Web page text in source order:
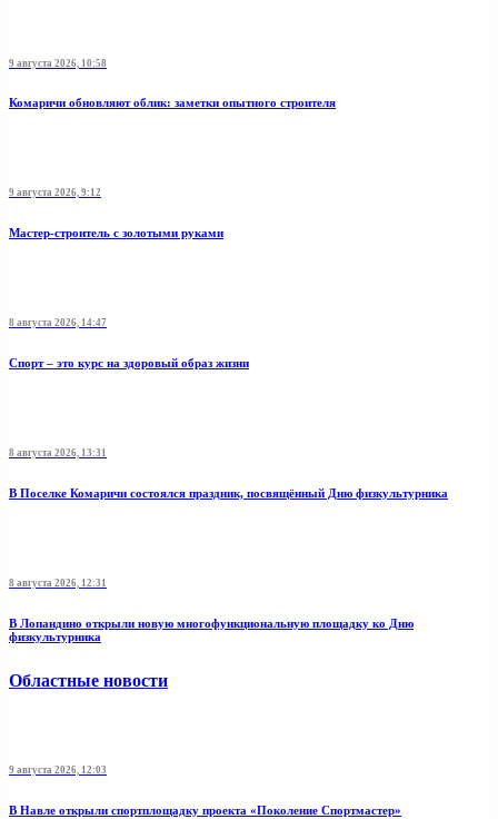
9 августа 2026, 10:58
Комаричи обновляют облик: заметки опытного строителя
9 августа 2026, 9:12
Мастер-строитель с золотыми руками
8 августа 2026, 14:47
Спорт – это курс на здоровый образ жизни
8 августа 2026, 13:31
В Поселке Комаричи состоялся праздник, посвящённый Дню физкультурника
8 августа 2026, 12:31
В Лопандино открыли новую многофункциональную площадку ко Дню
физкультурника
Областные новости
9 августа 2026, 12:03
В Навле открыли спортплощадку проекта «Поколение Спортмастер»